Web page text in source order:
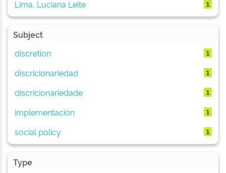
Lima, Luciana Leite 1
Subject
discretion
1
discricionariedad 1
discricionariedade 1
implementación 1
social policy 1
Type